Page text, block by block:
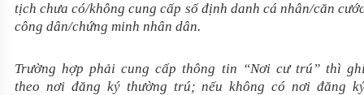
tịch chưa có/không cung cấp số định danh cá nhân/căn
công dân/chứng minh nhân dân.
Trường hợp phải cung cấp thông tin “Nơi cư trú” thì
theo nơi đăng ký thường trú; nếu không có nơi đăng